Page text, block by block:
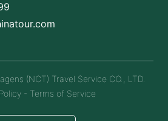
(NCT) Travel Service CO., LTD.
- Terms of Service